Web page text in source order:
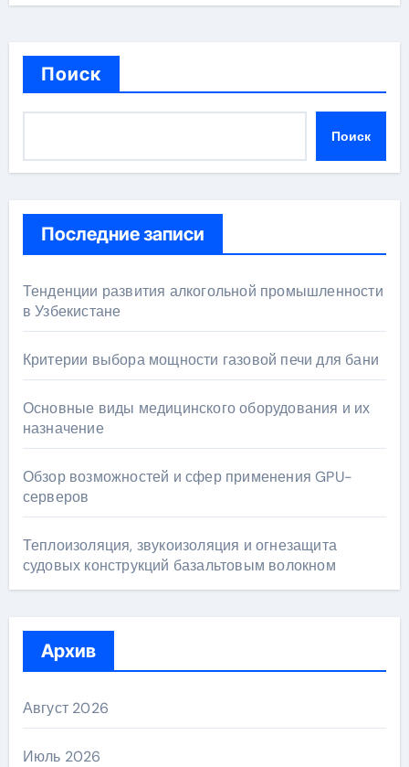
Поиск
Поиск
Последние записи
Тенденции развития алкогольной промышленности
в Узбекистане
Критерии выбора мощности газовой печи для бани
Основные виды медицинского оборудования и их
назначение
Обзор возможностей и сфер применения GPU-
серверов
Теплоизоляция, звукоизоляция и огнезащита
судовых конструкций базальтовым волокном
Архив
Август 2026
Июль 2026